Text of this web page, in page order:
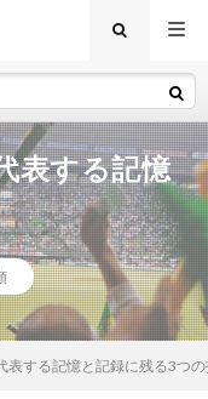
表する記憶
表する記憶と記録に残る3つ